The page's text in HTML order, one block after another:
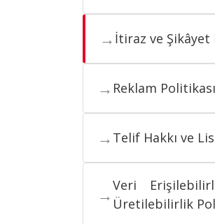
→ İtiraz ve Şikâyet
→ Reklam Politikası
→ Telif Hakkı ve
→Veri
Üretilebilirlik